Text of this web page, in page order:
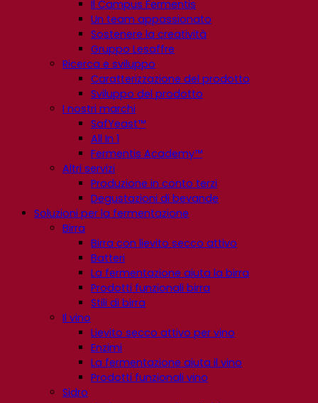
Il Campus Fermentis
Un team appassionato
Sostenere la creatività
Gruppo Lesaffre
Ricerca e sviluppo
Caratterizzazione del prodotto
Sviluppo del prodotto
I nostri marchi
SafYeast™
All In 1
Fermentis Academy™
Altri servizi
Produzione in conto terzi
Degustazioni di bevande
Soluzioni per la fermentazione
Birra
Birra con lievito secco attivo
Batteri
La fermentazione aiuta la birra
Prodotti funzionali birra
Stili di birra
Il vino
Lievito secco attivo per vino
Enzimi
La fermentazione aiuta il vino
Prodotti funzionali vino
Sidro